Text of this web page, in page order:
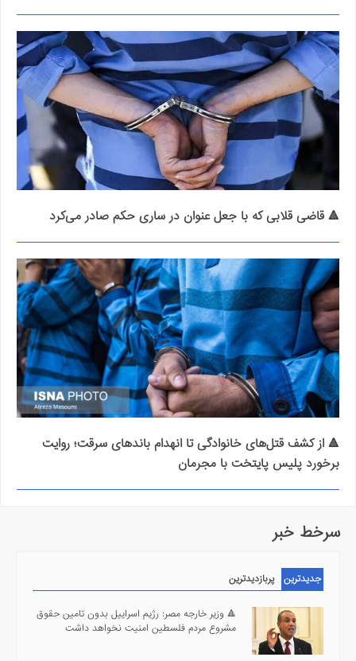
🔺 قاضی قلابی که با جعل عنوان در ساری حکم صادر می‌کرد
🔺 از کشف قتل‌های خانوادگی تا انهدام باندهای سرقت؛ روایت
برخورد پلیس پایتخت با مجرمان
سرخط خبر
جدیدترین پربازدیدترین
🔺 وزیر خارجه مصر: رژیم اسراییل بدون تامین حقوق
مشروع مردم فلسطین امنیت نخواهد داشت